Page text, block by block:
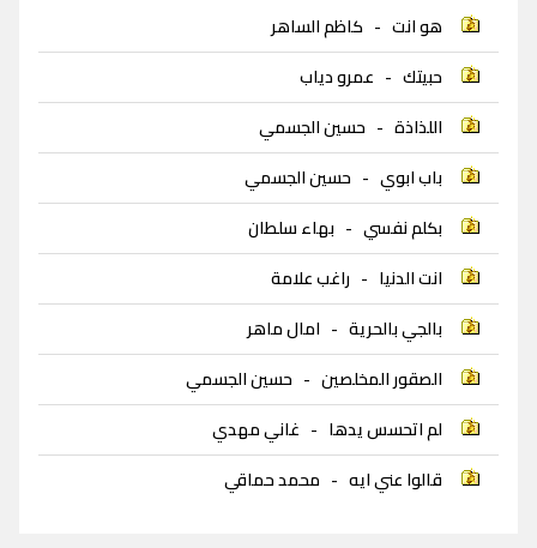
هو انت - كاظم الساهر
حبيتك - عمرو دياب
اللذاذة - حسين الجسمي
باب ابوي - حسين الجسمي
بكلم نفسي - بهاء سلطان
انت الدنيا - راغب علامة
بالجي بالحرية - امال ماهر
الصقور المخلصين - حسين الجسمي
لم اتحسس يدها - غاني مهدي
قالوا عني ايه - محمد حماقي